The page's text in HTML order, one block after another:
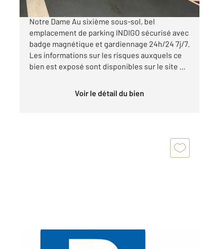
PARIS 75006 - VENTE PARKING Saint-Michel
Notre Dame Au sixième sous-sol, bel
emplacement de parking INDIGO sécurisé avec
badge magnétique et gardiennage 24h/24 7j/7.
Les informations sur les risques auxquels ce
bien est exposé sont disponibles sur le site ...
Voir le détail du bien